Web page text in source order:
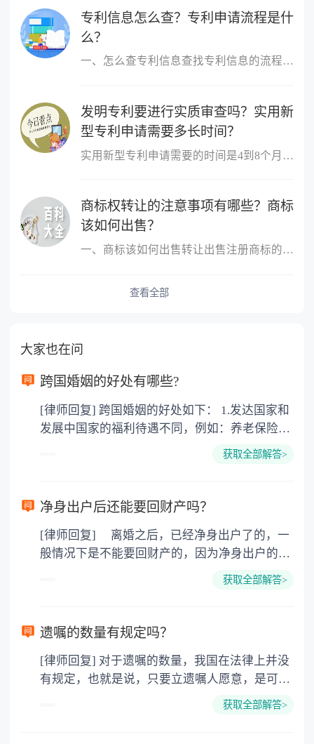
专利信息怎么查？专利申请流程是什
么？
一、怎么查专利信息查找专利信息的流程：1 登陆国家知识产权局或中...
发明专利要进行实质审查吗？实用新
型专利申请需要多长时间？
实用新型专利申请需要的时间是4到8个月。实用新型专利申请经初步审...
商标权转让的注意事项有哪些？商标
该如何出售？
一、商标该如何出售转让出售注册商标的，转让人和受让人应当签订转...
查看全部
大家也在问
跨国婚姻的好处有哪些?
[律师回复] 跨国婚姻的好处如下： 1.发达国家和
发展中国家的福利待遇不同，例如：养老保险
看具体国家和具体城市。 2.西方文化不同。男性
四德，相对还有女权主义，对女权的保护。例
如：女性在怀孕和哺乳期所在单位的裁员受保
护，对女权尊重才能体现他们的绅士风度，西方
选择婚姻。 3.为孩子搭建的平台，因为将来孩子
多，而且孩子一个人在外面的消费很大，还没有
家，最终也不会有公民卡。
获取全部解答>
净身出户后还能要回财产吗？
[律师回复] 离婚之后，已经净身出户了的，一
般情况下是不能要回财产的，因为净身出户的一
方已经放弃了分割财产的权利，此时的财产已经
户，是因为受到了对方的欺诈或者胁迫等等，那
产的。 法律依据：《最高人民法院关于适用
〈中华人民共和国民法典〉婚姻家庭编的解释
获取全部解答>
遗嘱的数量有规定吗？
[律师回复] 对于遗嘱的数量，我国在法律上并没
有规定，也就是说，只要立遗嘱人愿意，是可以
立成百上千份遗嘱的，只不过并不会都生效的，
获取全部解答>